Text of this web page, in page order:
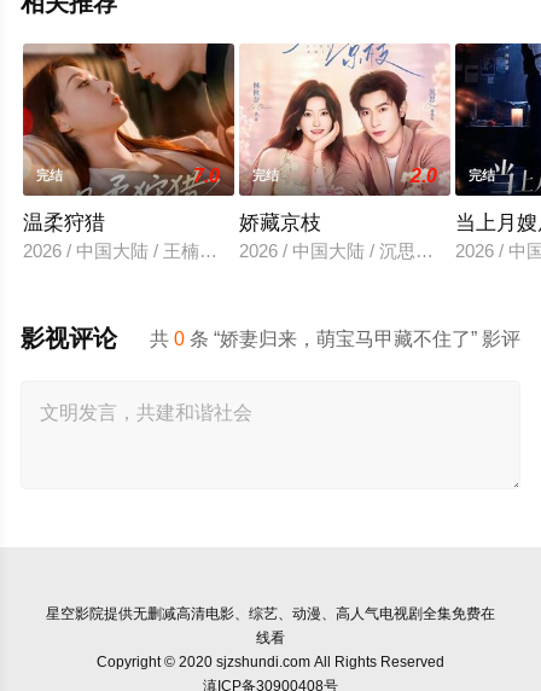
完结 7.0
温柔狩猎
2026 / 中国大陆 / 王楠＆赵婧祎
完结 2.0
娇藏京枝
2026 / 中国大陆 / 沉思＆林秋奈
完结
当上月
2026 / 中
共0 条 “娇妻归来，萌宝马甲藏不住了” 影评
影视评论
星空影院提供无删减高清电影、综艺、动漫、高人气电视剧全集免费在
线看
Copyright © 2020 sjzshundi.com All Rights Reserved
滇ICP备30900408号